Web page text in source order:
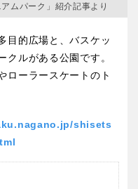
奈良
ムパーク」紹介記事より
目的広場と、バスケッ
クルがある公園です。
ローラースケートのト
shisets